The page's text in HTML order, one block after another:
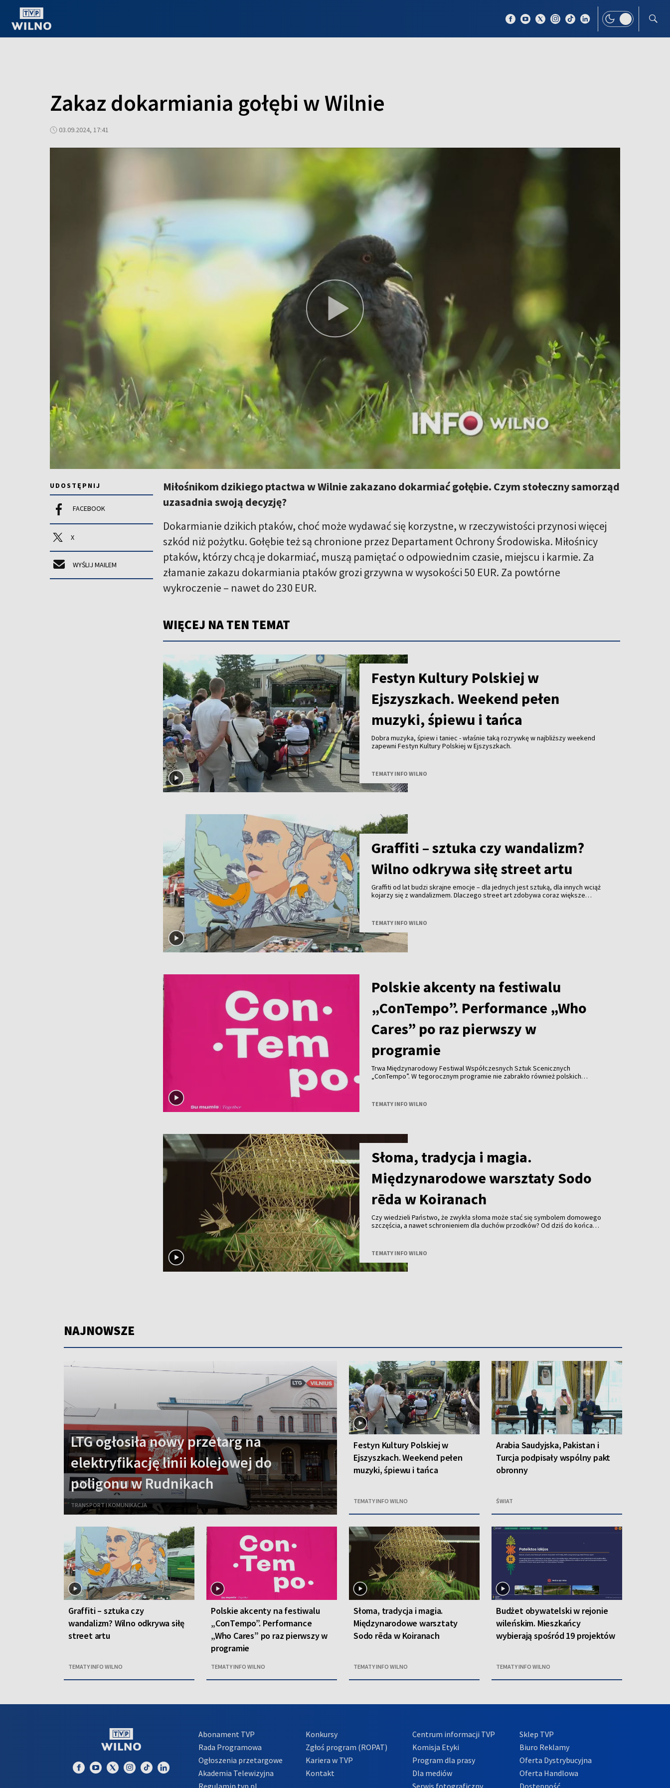
Zakaz dokarmiania gołębi w Wilnie
03.09.2024, 17:41
UDOSTĘPNIJ
FACEBOOK
X
WYŚLIJ MAILEM
Miłośnikom dzikiego ptactwa w Wilnie zakazano dokarmiać gołębie. Czym stołeczny samorząd
uzasadnia swoją decyzję?
Dokarmianie dzikich ptaków, choć może wydawać się korzystne, w rzeczywistości przynosi więcej
szkód niż pożytku. Gołębie też są chronione przez Departament Ochrony Środowiska. Miłośnicy
ptaków, którzy chcą je dokarmiać, muszą pamiętać o odpowiednim czasie, miejscu i karmie. Za
złamanie zakazu dokarmiania ptaków grozi grzywna w wysokości 50 EUR. Za powtórne
wykroczenie – nawet do 230 EUR.
WIĘCEJ NA TEN TEMAT
Festyn Kultury Polskiej w
Ejszyszkach. Weekend pełen
muzyki, śpiewu i tańca
Dobra muzyka, śpiew i taniec - właśnie taką rozrywkę w najbliższy weekend
zapewni Festyn Kultury Polskiej w Ejszyszkach.
TEMATY INFO WILNO
Graffiti – sztuka czy wandalizm?
Wilno odkrywa siłę street artu
Graffiti od lat budzi skrajne emocje – dla jednych jest sztuką, dla innych wciąż
kojarzy się z wandalizmem. Dlaczego street art zdobywa coraz większe
TEMATY INFO WILNO
Polskie akcenty na festiwalu
„ConTempo”. Performance „Who
Cares” po raz pierwszy w
programie
Trwa Międzynarodowy Festiwal Współczesnych Sztuk Scenicznych
„ConTempo”. W tegorocznym programie nie zabrakło również polskich
„Who Cares”.
TEMATY INFO WILNO
Słoma, tradycja i magia.
Międzynarodowe warsztaty Sodo
rēda w Koiranach
Czy wiedzieli Państwo, że zwykła słoma może stać się symbolem domowego
szczęścia, a nawet schronieniem dla duchów przodków? Od dziś do końca
podczas których mistrzowie z Litwy, Estonii i Ukrainy uczą sztuki tworzenia
słomianych sadów - tradycyjnych ozdób symbolizujących harmonię i ochronę
domowego ogniska.
TEMATY INFO WILNO
NAJNOWSZE
LTG ogłosiła nowy przetarg na
elektryfikację linii kolejowej do
poligonu w Rudnikach
TRANSPORT I KOMUNIKACJA
Festyn Kultury Polskiej w
Ejszyszkach. Weekend pełen
muzyki, śpiewu i tańca
TEMATY INFO WILNO
Arabia Saudyjska, Pakistan i
Turcja podpisały wspólny pakt
obronny
ŚWIAT
Graffiti – sztuka czy
wandalizm? Wilno odkrywa siłę
street artu
TEMATY INFO WILNO
Polskie akcenty na festiwalu
„ConTempo”. Performance
„Who Cares” po raz pierwszy w
programie
TEMATY INFO WILNO
Słoma, tradycja i magia.
Międzynarodowe warsztaty
Sodo rēda w Koiranach
TEMATY INFO WILNO
Budżet obywatelski w rejonie
wileńskim. Mieszkańcy
wybierają spośród 19 projektów
TEMATY INFO WILNO
Abonament TVP
Rada Programowa
Ogłoszenia przetargowe
Akademia Telewizyjna
Regulamin tvp.pl
Konkursy
Zgłoś program (ROPAT)
Kariera w TVP
Kontakt
Centrum informacji TVP
Komisja Etyki
Program dla prasy
Dla mediów
Serwis fotograficzny
Sklep TVP
Biuro Reklamy
Oferta Dystrybucyjna
Oferta Handlowa
Dostępność